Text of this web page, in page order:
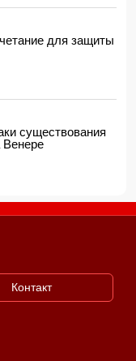
для защиты
существования
Венере
Контакт